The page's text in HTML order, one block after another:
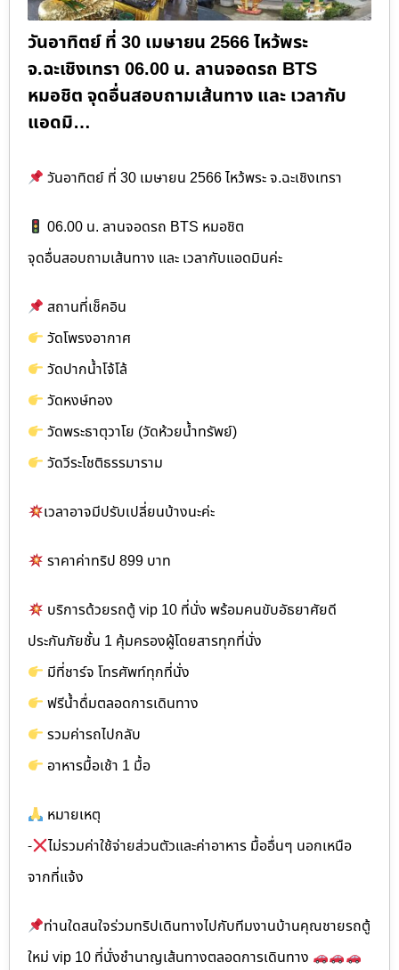
วันอาทิตย์ ที่ 30 เมษายน 2566 ไหว้พระ
จ.ฉะเชิงเทรา 06.00 น. ลานจอดรถ BTS
หมอชิต จุดอื่นสอบถามเส้นทาง และ เวลากับ
แอดมิ…
วันอาทิตย์ ที่ 30 เมษายน 2566 ไหว้พระ จ.ฉะเชิงเทรา
06.00 น. ลานจอดรถ BTS หมอชิต
จุดอื่นสอบถามเส้นทาง และ เวลากับแอดมินค่ะ
สถานที่เช็คอิน
วัดโพรงอากาศ
วัดปากน้ำโจ้โล้
วัดหงษ์ทอง
วัดพระธาตุวาโย (วัดห้วยน้ำทรัพย์)
วัดวีระโชติธรรมาราม
เวลาอาจมีปรับเปลี่ยนบ้างนะค่ะ
ราคาค่าทริป 899 บาท
บริการด้วยรถตู้ vip 10 ที่นั่ง พร้อมคนขับอัธยาศัยดี
ประกันภัยชั้น 1 คุ้มครองผู้โดยสารทุกที่นั่ง
มีที่ชาร์จ โทรศัพท์ทุกที่นั่ง
ฟรีน้ำดื่มตลอดการเดินทาง
รวมค่ารถไปกลับ
อาหารมื้อเช้า 1 มื้อ
หมายเหตุ
-
ไม่รวมค่าใช้จ่ายส่วนตัวและค่าอาหาร มื้ออื่นๆ นอกเหนือ
จากที่แจ้ง
ท่านใดสนใจร่วมทริปเดินทางไปกับทีมงานบ้านคุณชายรถตู้
ใหม่ vip 10 ที่นั่งชำนาญเส้นทางตลอดการเดินทาง